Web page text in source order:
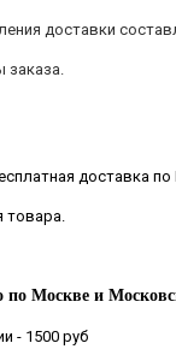
доставки
заказа.
доставка
товара.
по Москве и
- 1500 руб